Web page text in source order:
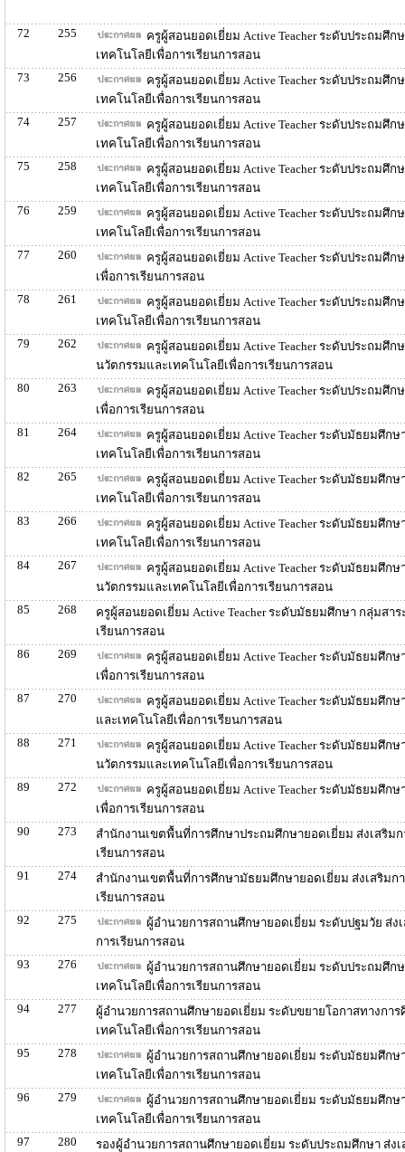
72 255
ครูผู้สอนยอดเยี่ยม Active Teacher ระดับประถม
เทคโนโลยีเพื่อการเรียนการสอน
73
256
ครูผู้สอนยอดเยี่ยม Active Teacher ระดับประถมศึ
เทคโนโลยีเพื่อการเรียนการสอน
74
257
ครูผู้สอนยอดเยี่ยม Active Teacher ระดับประถมศึ
เทคโนโลยีเพื่อการเรียนการสอน
75
258
ครูผู้สอนยอดเยี่ยม Active Teacher ระดับประถมศึ
เทคโนโลยีเพื่อการเรียนการสอน
76
259
ครูผู้สอนยอดเยี่ยม Active Teacher ระดับประถมศึ
เทคโนโลยีเพื่อการเรียนการสอน
77
260
ครูผู้สอนยอดเยี่ยม Active Teacher ระดับประถมศึ
เพื่อการเรียนการสอน
78
261
ครูผู้สอนยอดเยี่ยม Active Teacher ระดับประถมศึ
เทคโนโลยีเพื่อการเรียนการสอน
79
262
ครูผู้สอนยอดเยี่ยม Active Teacher ระดับประถมศึ
นวัตกรรมและเทคโนโลยีเพื่อการเรียนการสอน
80
263
ครูผู้สอนยอดเยี่ยม Active Teacher ระดับประถม
เพื่อการเรียนการสอน
81
264
ครูผู้สอนยอดเยี่ยม Active Teacher ระดับมัธยมศึ
เทคโนโลยีเพื่อการเรียนการสอน
82
265
ครูผู้สอนยอดเยี่ยม Active Teacher ระดับมัธยมศึก
เทคโนโลยีเพื่อการเรียนการสอน
83
266
ครูผู้สอนยอดเยี่ยม Active Teacher ระดับมัธยมศึก
เทคโนโลยีเพื่อการเรียนการสอน
84
267
ครูผู้สอนยอดเยี่ยม Active Teacher ระดับมัธยมศึ
นวัตกรรมและเทคโนโลยีเพื่อการเรียนการสอน
85
268
ครูผู้สอนยอดเยี่ยม Active Teacher ระดับมัธยมศึกษา กลุ่มส
เรียนการสอน
86
269
ครูผู้สอนยอดเยี่ยม Active Teacher ระดับมัธยมศึก
เพื่อการเรียนการสอน
87
270
ครูผู้สอนยอดเยี่ยม Active Teacher ระดับมัธยมศึ
และเทคโนโลยีเพื่อการเรียนการสอน
88
271
ครูผู้สอนยอดเยี่ยม Active Teacher ระดับมัธยมศึก
นวัตกรรมและเทคโนโลยีเพื่อการเรียนการสอน
89
272
ครูผู้สอนยอดเยี่ยม Active Teacher ระดับมัธยมศึ
เพื่อการเรียนการสอน
90
273
สำนักงานเขตพื้นที่การศึกษาประถมศึกษายอดเยี่ยม ส่งเสริม
เรียนการสอน
91
274
สำนักงานเขตพื้นที่การศึกษามัธยมศึกษายอดเยี่ยม ส่งเสริมก
เรียนการสอน
92
275
ผู้อำนวยการสถานศึกษายอดเยี่ยม ระดับปฐมวัย ส่
การเรียนการสอน
93
276
ผู้อำนวยการสถานศึกษายอดเยี่ยม ระดับประถมศึก
เทคโนโลยีเพื่อการเรียนการสอน
94
277
ผู้อำนวยการสถานศึกษายอดเยี่ยม ระดับขยายโอกาสทางกา
เทคโนโลยีเพื่อการเรียนการสอน
95
278
ผู้อำนวยการสถานศึกษายอดเยี่ยม ระดับมัธยมศึก
เทคโนโลยีเพื่อการเรียนการสอน
96
279
ผู้อำนวยการสถานศึกษายอดเยี่ยม ระดับมัธยมศึก
เทคโนโลยีเพื่อการเรียนการสอน
97
280
รองผู้อำนวยการสถานศึกษายอดเยี่ยม ระดับประถมศึกษา ส่